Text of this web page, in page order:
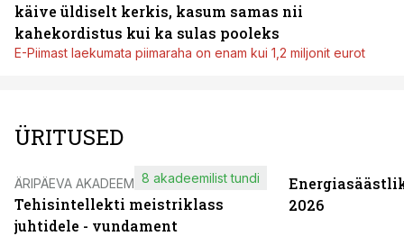
käive üldiselt kerkis, kasum samas nii
kahekordistus kui ka sulas pooleks
E-Piimast laekumata piimaraha on enam kui 1,2 miljonit eurot
ÜRITUSED
ÄRIPÄEVA AKADEEMIA
Tehisintellekti meistriklass
juhtidele - vundament
8 akadeemilist tundi
2026